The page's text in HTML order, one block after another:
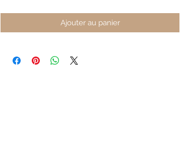
Ajouter au panier